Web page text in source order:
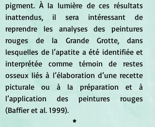
pigment. À la lumière de ces résultats
inattendus, il sera intéressant de
reprendre les analyses des peintures
rouges de la Grande Grotte, dans
lesquelles de l’apatite a été identifiée et
interprétée comme témoin de restes
osseux liés à l’élaboration d’une recette
picturale ou à la préparation et à
l’application des peintures rouges
(Baffier et al. 1999).
*